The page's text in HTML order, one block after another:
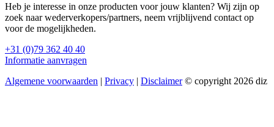
Heb je interesse in onze producten voor jouw klanten? Wij zijn op
zoek naar wederverkopers/partners, neem vrijblijvend contact op
voor de mogelijkheden.
+31 (0)79 362 40 40
Informatie aanvragen
Algemene voorwaarden | Privacy | Disclaimer© copyright 2026 diz